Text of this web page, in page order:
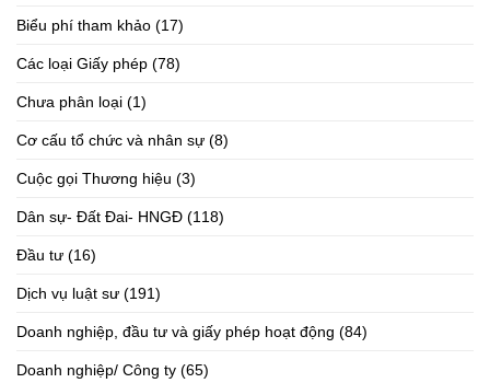
Biểu phí tham khảo (17)
Các loại Giấy phép (78)
Chưa phân loại (1)
Cơ cấu tổ chức và nhân sự (8)
Cuộc gọi Thương hiệu (3)
Dân sự- Đất Đai- HNGĐ (118)
Đầu tư (16)
Dịch vụ luật sư (191)
Doanh nghiệp, đầu tư và giấy phép hoạt động (84)
Doanh nghiệp/ Công ty (65)